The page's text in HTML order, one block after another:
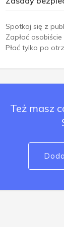
Spotkaj się z
Zapłać osobiście
Płać tylko po
Też masz